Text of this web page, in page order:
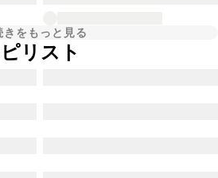
きをもっと見る
リスト